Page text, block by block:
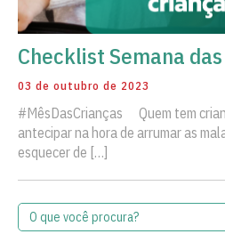
Checklist Semana
03 de outubro de 2023
#MêsDasCrianças ⠀ Quem tem
antecipar na hora de arrumar as
esquecer de […]